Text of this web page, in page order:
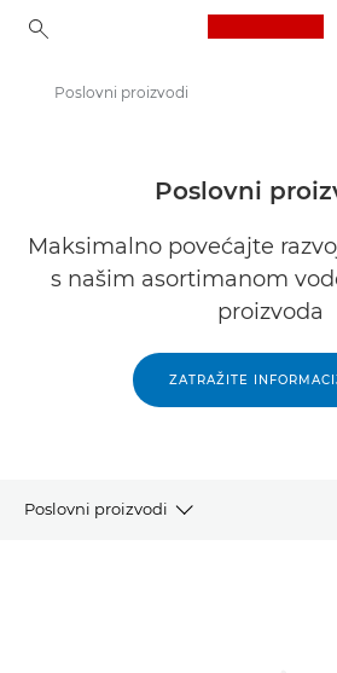
Rješenja i usluge
Poslovni proizvodi
Poslovni
Maksimalno povećajte
s našim asortimanom
proizvoda
ZATRAŽITE
Poslovni proizvodi